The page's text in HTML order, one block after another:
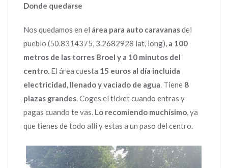
Donde quedarse
Nos quedamos en el área para auto caravanasdel
pueblo (50.8314375, 3.2682928 lat, long), a 100
metros de las torres Broel y a 10 minutos del
centro. El área cuesta 15 euros al día incluida
electricidad, llenado y vaciado de agua. Tiene 8
plazas grandes. Coges el ticket cuando entras y
pagas cuando te vas. Lo recomiendo muchísimo, ya
que tienes de todo allí y estas a un paso del centro.